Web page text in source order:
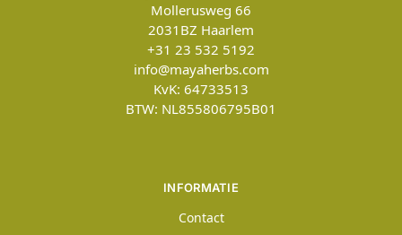
Mollerusweg 66
2031BZ Haarlem
+31 23 532 5192
info@mayaherbs.com
KvK: 64733513
BTW: NL855806795B01
INFORMATIE
Contact